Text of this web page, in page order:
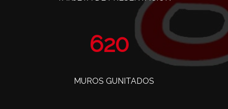
757
MUROS GUNITADOS